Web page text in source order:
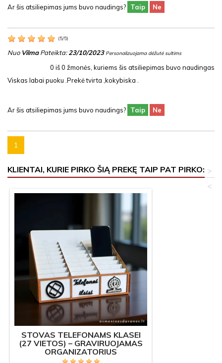
Ar šis atsiliepimas jums buvo naudings? Taip Ne
(5/5)
Nuo VilmaPateikta:23/10/2023 Personalizuojama dėžutė sultims
0 iš0 žmonės, kuriems šis atsiliepimas buvo naudingas
Viskas labai puoku .Prekė tvirta ,kokybiska .
Ar šis atsiliepimas jums buvo naudings? Taip Ne
1
KLIENTAI, KURIE PIRKO ŠIĄ PREKĘ TAIP PAT PIRKO: >
<
STOVAS TELEFONAMS KLASEI
(27 VIETOS) – GRAVIRUOJAMAS
ORGANIZATORIUS